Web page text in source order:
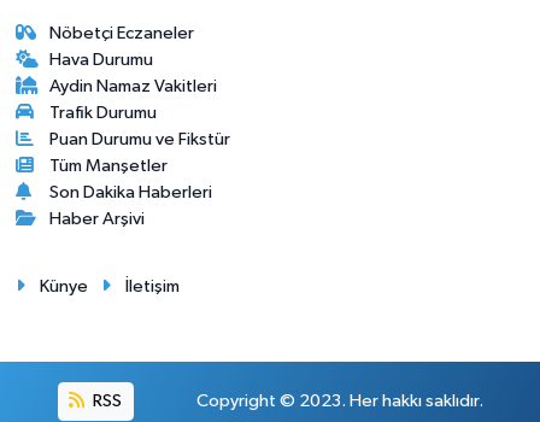
Nöbetçi Eczaneler
Hava Durumu
Aydin Namaz Vakitleri
Trafik Durumu
Puan Durumu ve Fikstür
Tüm Manşetler
Son Dakika Haberleri
Haber Arşivi
Künye İletişim
RSS Copyright © 2023. Her hakkı saklıdır.